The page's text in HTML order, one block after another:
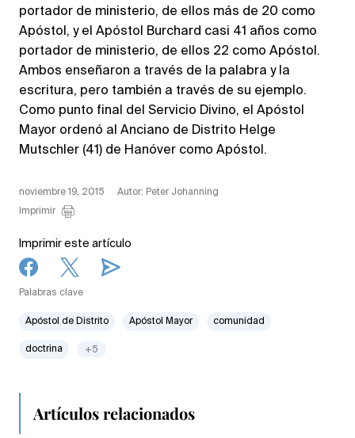
portador de ministerio, de ellos más de 20 como
Apóstol, y el Apóstol Burchard casi 41 años como
portador de ministerio, de ellos 22 como Apóstol.
Ambos enseñaron a través de la palabra y la
escritura, pero también a través de su ejemplo.
Como punto final del Servicio Divino, el Apóstol
Mayor ordenó al Anciano de Distrito Helge
Mutschler (41) de Hanóver como Apóstol.
noviembre 19, 2015
Autor: Peter Johanning
Imprimir
Imprimir este artículo
Palabras clave
Apóstol de Distrito Apóstol Mayor comunidad
doctrina +5
Artículos relacionados